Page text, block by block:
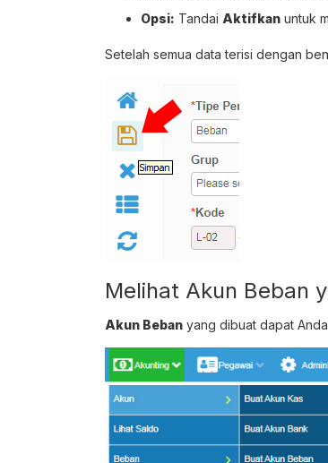
Opsi: Tandai Aktifkan untuk
Setelah semua data terisi dengan
Melihat Akun Beban
Akun Beban yang dibuat dapat